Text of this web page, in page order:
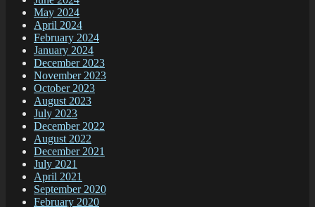
May 2024
April 2024
February 2024
January 2024
December 2023
November 2023
October 2023
August 2023
July 2023
December 2022
August 2022
December 2021
July 2021
April 2021
September 2020
February 2020